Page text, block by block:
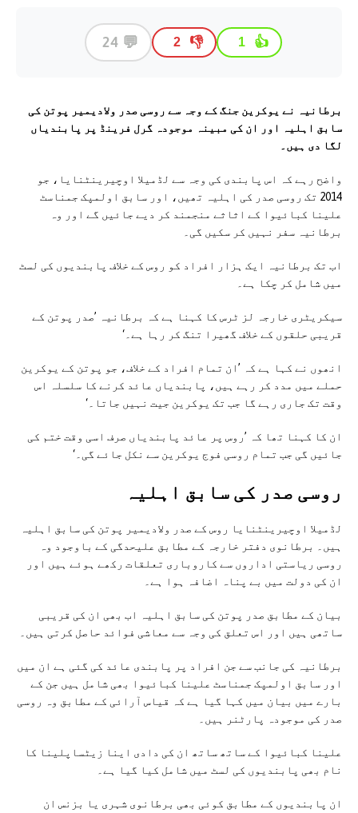
👍
1
👎
2
💬
24
برطانیہ نے یوکرین جنگ کے وجہ سے روسی صدر ولادیمیر پوتن کی
سابق اہلیہ اور ان کی مبینہ موجودہ گرل فرینڈ پر پابندیاں
لگا دی ہیں۔
واضح رہے کہ اس پابندی کی وجہ سے لڈمیلا اوچیرینٹنایا، جو
2014 تک روسی صدر کی اہلیہ تھیں، اور سابق اولمپک جمناسٹ
علینا کبائیوا کے اثاثے منجمند کر دیے جائیں گے اور وہ
برطانیہ سفر نہیں کر سکیں گی۔
اب تک برطانیہ ایک ہزار افراد کو روس کے خلاف پابندیوں کی لسٹ
میں شامل کر چکا ہے۔
سیکریٹری خارجہ لز ٹرس کا کہنا ہے کہ برطانیہ ’صدر پوتن کے
قریبی حلقوں کے خلاف گھیرا تنگ کر رہا ہے۔‘
انھوں نے کہا ہے کہ ’ان تمام افراد کے خلاف، جو پوتن کے یوکرین
حملے میں مدد کر رہے ہیں، پابندیاں عائد کرنے کا سلسلہ اس
وقت تک جاری رہے گا جب تک یوکرین جیت نہیں جاتا۔‘
ان کا کہنا تھا کہ ’روس پر عائد پابندیاں صرف اسی وقت ختم کی
جائیں گی جب تمام روسی فوج یوکرین سے نکل جائے گی۔‘
روسی صدر کی سابق اہلیہ
لڈمیلا اوچیرینٹنایا روس کے صدر ولادیمیر پوتن کی سابق اہلیہ
ہیں۔ برطانوی دفتر خارجہ کے مطابق علیحدگی کے باوجود وہ
روسی ریاستی اداروں سے کاروباری تعلقات رکھے ہوئے ہیں اور
ان کی دولت میں بے پناہ اضافہ ہوا ہے۔
بیان کے مطابق صدر پوتن کی سابق اہلیہ اب بھی ان کی قریبی
ساتھی ہیں اور اس تعلق کی وجہ سے معاشی فوائد حاصل کرتی ہیں۔
برطانیہ کی جانب سے جن افراد پر پابندی عائد کی گئی ہے ان میں
اور سابق اولمپک جمناسٹ علینا کبائیوا بھی شامل ہیں جن کے
بارے میں بیان میں کہا گیا ہے کہ قیاس آرائی کے مطابق وہ روسی
صدر کی موجودہ پارٹنر ہیں۔
علینا کبائیوا کے ساتھ ساتھ ان کی دادی اینا زیٹساپلینا کا
نام بھی پابندیوں کی لسٹ میں شامل کیا گیا ہے۔
ان پابندیوں کے مطابق کوئی بھی برطانوی شہری یا بزنس ان